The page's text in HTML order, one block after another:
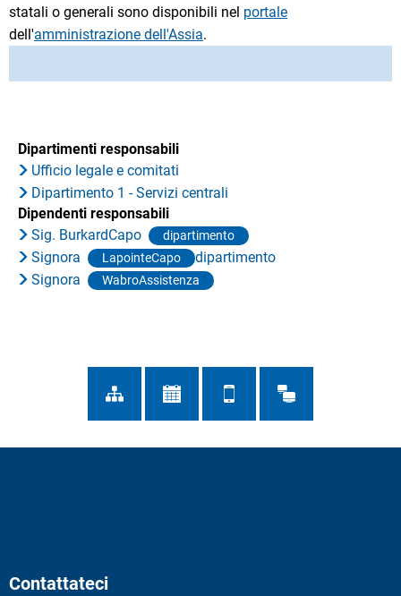
statali o generali sono disponibili nel portale
dell'amministrazione dell'Assia.
Dipartimenti responsabili
Ufficio legale e comitati
Dipartimento 1 - Servizi centrali
Dipendenti responsabili
Sig. BurkardCapo
dipartimento
Signora LapointeCapo
dipartimento
Signora
WabroAssistenza
Contattateci